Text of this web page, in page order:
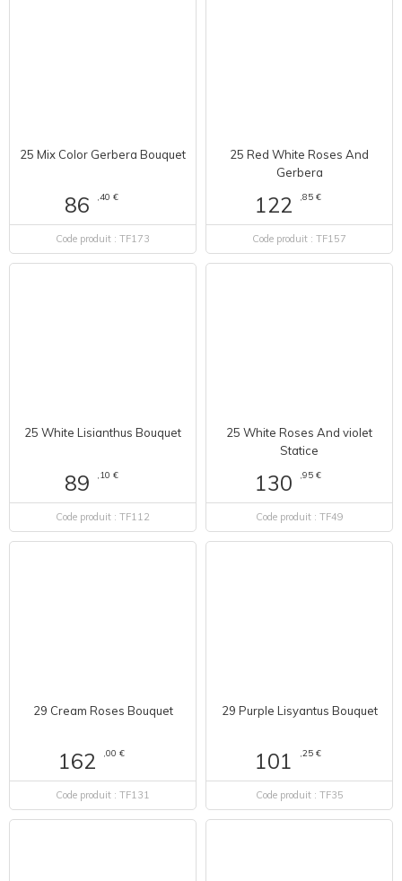
25 Mix Color Gerbera Bouquet
86 ,40 €
Code produit : TF173
25 Red White Roses And
Gerbera
122 ,85 €
Code produit : TF157
25 White Lisianthus Bouquet
89 ,10 €
Code produit : TF112
25 White Roses And violet
Statice
130 ,95 €
Code produit : TF49
29 Cream Roses Bouquet
162 ,00 €
Code produit : TF131
29 Purple Lisyantus Bouquet
101 ,25 €
Code produit : TF35